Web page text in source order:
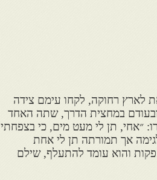
לארץ רחוקה, לקחו עימם צידה
במחצית הדרך, שתה האחד
״אחי, תן לי מעט מים, כי בצפחתי
אך תמורתה תן לי אחת
והוא עומד להתעלף, שילם